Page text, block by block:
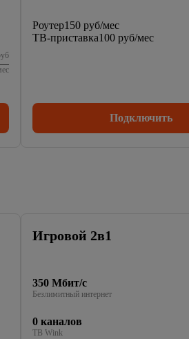
Роутер150 руб/мес
ТВ-приставка100 руб/мес
Подключить
Игровой 2в1
350 Мбит/с
Безлимитный интернет
0 каналов
ТВ Wink